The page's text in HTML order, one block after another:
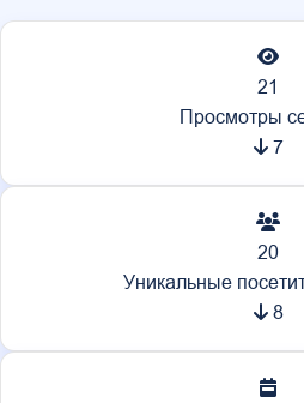
21
Просмотры
7
20
Уникальные
8